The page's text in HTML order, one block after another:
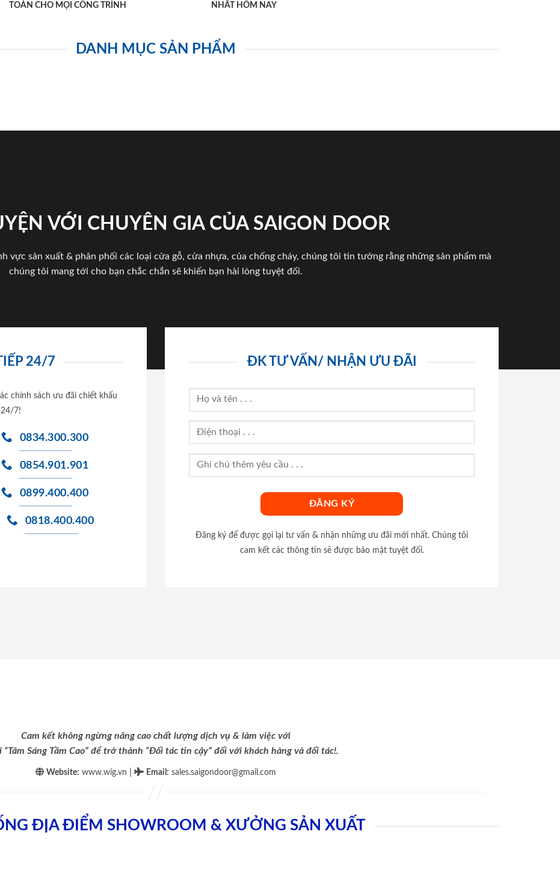
TOÀN CHO MỌI CÔNG TRÌNH
NHẤT HÔM NAY
DANH MỤC SẢN PHẨM
VỚI CHUYÊN GIA CỦA SAIGON DOOR
vực sản xuất & phân phối các loại cửa gỗ, cửa nhựa, của chống cháy, chúng tôi tin tưởng rằng những sản phẩm mà
chúng tôi mang tới cho bạn chắc chắn sẽ khiến bạn hài lòng tuyệt đối.
24/7
chính sách ưu đãi chiết khấu
7!
0834.300.300
0854.901.901
0899.400.400
0818.400.400
ĐK TƯ VẤN/ NHẬN ƯU ĐÃI
Đăng ký để được gọi lại tư vấn & nhận những ưu đãi mới nhất. Chúng tôi
cam kết các thông tin sẽ được bảo mật tuyệt đối.
Cam kết không ngừng nâng cao chất lượng dịch vụ & làm việc với
“Tâm Sáng Tầm Cao” để trở thành “Đối tác tin cậy” đối với khách hàng và đối tác!.
Website: www.wig.vn Email : sales.saigondoor@gmail.com
ĐỊA ĐIỂM SHOWROOM & XƯỞNG SẢN XUẤT